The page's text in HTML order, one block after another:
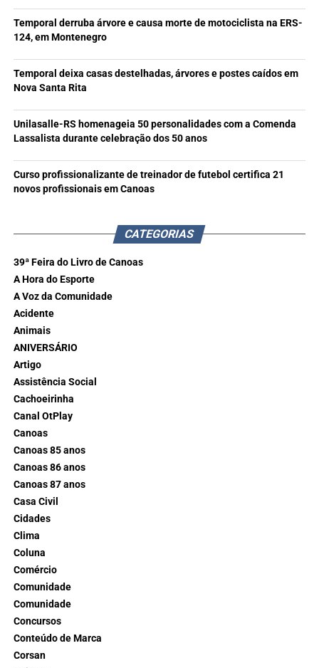
Temporal derruba árvore e causa morte de motociclista na ERS-
124, em Montenegro
Temporal deixa casas destelhadas, árvores e postes caídos em
Nova Santa Rita
Unilasalle-RS homenageia 50 personalidades com a Comenda
Lassalista durante celebração dos 50 anos
Curso profissionalizante de treinador de futebol certifica 21
novos profissionais em Canoas
CATEGORIAS
39ª Feira do Livro de Canoas
A Hora do Esporte
A Voz da Comunidade
Acidente
Animais
ANIVERSÁRIO
Artigo
Assistência Social
Cachoeirinha
Canal OtPlay
Canoas
Canoas 85 anos
Canoas 86 anos
Canoas 87 anos
Casa Civil
Cidades
Clima
Coluna
Comércio
Comunidade
Comunidade
Concursos
Conteúdo de Marca
Corsan